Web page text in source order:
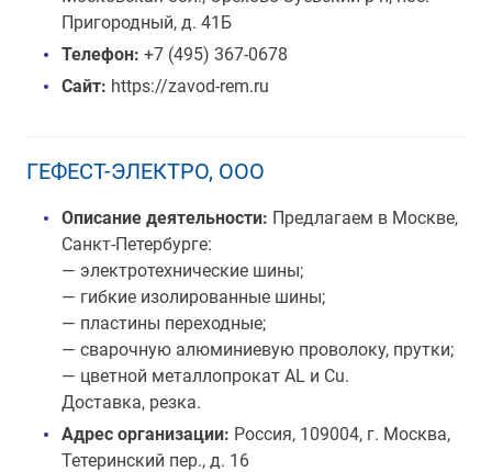
Пригородный, д. 41Б
Телефон: +7 (495) 367-0678
Сайт: https://zavod-rem.ru
ГЕФЕСТ-ЭЛЕКТРО, ООО
Описание деятельности: Предлагаем в Москве,
Санкт-Петербурге:
— электротехнические шины;
— гибкие изолированные шины;
— пластины переходные;
— сварочную алюминиевую проволоку, прутки;
— цветной металлопрокат AL и Cu.
Доставка, резка.
Адрес организации: Россия, 109004, г. Москва,
Тетеринский пер., д. 16